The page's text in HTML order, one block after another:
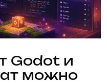
Godot и
можно